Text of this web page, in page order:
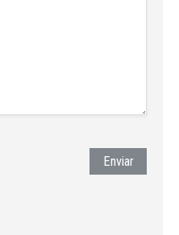
Enviar